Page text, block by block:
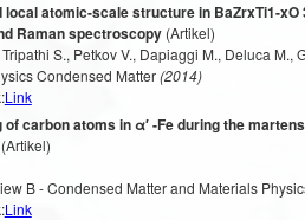
local atomic-scale structure in BaZrxTi1-
Raman spectroscopy(Artikel)
S., Petkov V., Dapiaggi M., Deluca M.,
Condensed Matter(2014)
Link
of carbon atoms in α′ -Fe during the
B - Condensed Matter and Materials
Link